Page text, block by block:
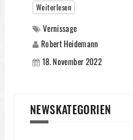
Weiterlesen
Vernissage
Robert Heidemann
18. November 2022
NEWSKATEGORIEN